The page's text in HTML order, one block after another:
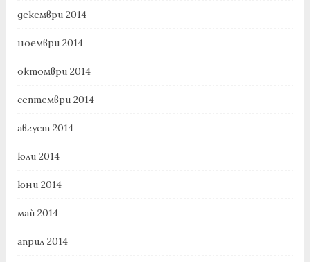
декември 2014
ноември 2014
октомври 2014
септември 2014
август 2014
юли 2014
юни 2014
май 2014
април 2014